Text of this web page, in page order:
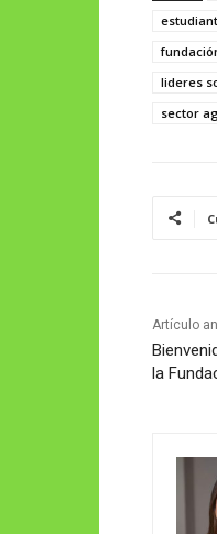
lideres
sector
Artículo
la